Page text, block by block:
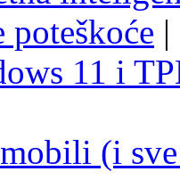
poteškoće |
11 i
(i